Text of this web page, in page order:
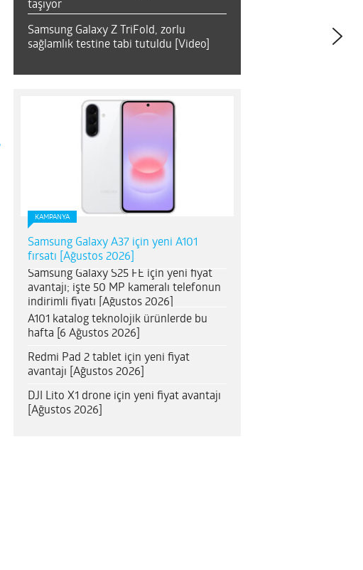
taşıyor
Samsung Galaxy Z TriFold, zorlu
sağlamlık testine tabi tutuldu [Video]
KAMPANYA
Samsung Galaxy A37 için yeni A101
fırsatı [Ağustos 2026]
Samsung Galaxy S25 FE için yeni fiyat
avantajı; işte 50 MP kameralı telefonun
indirimli fiyatı [Ağustos 2026]
A101 katalog teknolojik ürünlerde bu
hafta [6 Ağustos 2026]
Redmi Pad 2 tablet için yeni fiyat
avantajı [Ağustos 2026]
DJI Lito X1 drone için yeni fiyat avantajı
[Ağustos 2026]